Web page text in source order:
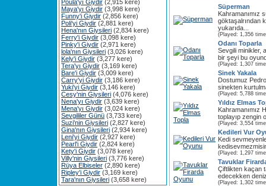
Poula'yı Giydir (2,915 kere)
Maya'yı Giydir (3,998 kere)
Funny'i Giydir (2,856 kere)
Poli'yi Giydir (2,881 kere)
Hena'nın Giysileri (2,834 kere)
Ferry'i Giydir (3,098 kere)
Pinky'i Giydir (2,971 kere)
lola'nın Giysileri (3,026 kere)
Kely'i Giydir (3,277 kere)
Tera'yı Giydir (3,169 kere)
Bare'i Giydir (3,009 kere)
Carry'yi Giydir (3,186 kere)
Yuki'yi Giydir (3,146 kere)
Cesy'nin Giysileri (4,076 kere)
Nena'yı Giydir (3,639 kere)
Mena'yı Giydir (3,024 kere)
Sevgililer Günü (3,733 kere)
Suzi'nin Giysileri (2,827 kere)
Gina'nın Giysileri (2,934 kere)
Leni'yi Giydir (2,927 kere)
Pearl'i Giydir (2,824 kere)
Kety'i Giydir (3,078 kere)
Villy'nin Giysileri (3,776 kere)
Rüya Elbiseler (2,890 kere)
Ripley'i Giydir (3,169 kere)
Tara'nın Giysileri (3,658 kere)
Süperman
Kahramanımız
göktaşalrından
yukarıda...
(Played: 1,356
Odanı Toparla
Sevgili minikler,
bir şeyi bu
(Played: 1,307
Sinek Yakala
Dostumuz
sinekten
(Played: 5,788
Yıldız Elmas
Kahramanımız
toplayıp zengin
(Played: 3,554
Kedileri Vur
Kedi
(Played: 1,297
Tavuklar
Çiftlikten kaçan
edecekken
(Played: 1,302